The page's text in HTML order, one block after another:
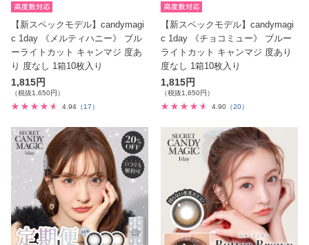
【新スペックモデル】candymagi
c 1day 《メルティハニー》 ブル
ーライトカット キャンマジ 度あ
り 度なし 1箱10枚入り
1,815円
（税抜1,650円）
4.94 （17）
【新スペックモデル】candymagi
c 1day 《チョコミュー》 ブルー
ライトカット キャンマジ 度あり
度なし 1箱10枚入り
1,815円
（税抜1,650円）
4.90 （20）